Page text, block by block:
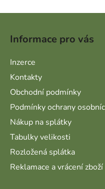
Informace pro vás
Inzerce
Kontakty
Obchodní podmínky
Podmínky ochrany
Nákup na splátky
Tabulky velikosti
Rozložená splátka
Reklamace a vrácení zboží